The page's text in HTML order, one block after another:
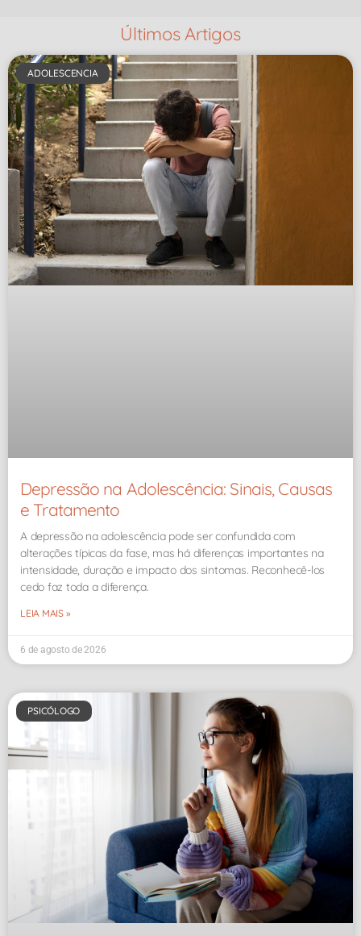
Últimos Artigos
ADOLESCENCIA
Depressão na Adolescência: Sinais, Causas
e Tratamento
A depressão na adolescência pode ser confundida com
alterações típicas da fase, mas há diferenças importantes na
intensidade, duração e impacto dos sintomas. Reconhecê-los
cedo faz toda a diferença.
LEIA MAIS »
6 de agosto de 2026
PSICÓLOGO